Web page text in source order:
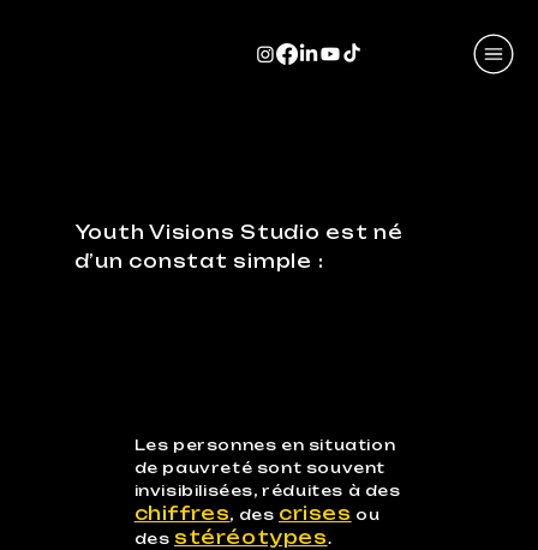
studio de productionen
Les personnes en situation
de pauvreté sont souvent
invisibilisées, réduites à des
chiffres, des crises ou
des stéréotypes.
Youth Visions Studio est né
d’un constat simple :